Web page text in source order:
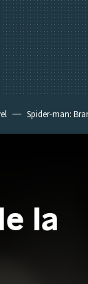
Spider-man:
la